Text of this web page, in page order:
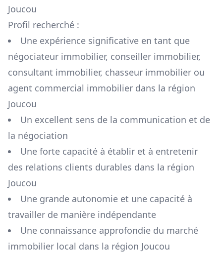
Joucou
Profil recherché :
Une expérience significative en tant que
négociateur immobilier, conseiller immobilier,
consultant immobilier, chasseur immobilier ou
agent commercial immobilier dans la région
Joucou
Un excellent sens de la communication et de
la négociation
Une forte capacité à établir et à entretenir
des relations clients durables dans la région
Joucou
Une grande autonomie et une capacité à
travailler de manière indépendante
Une connaissance approfondie du marché
immobilier local dans la région Joucou